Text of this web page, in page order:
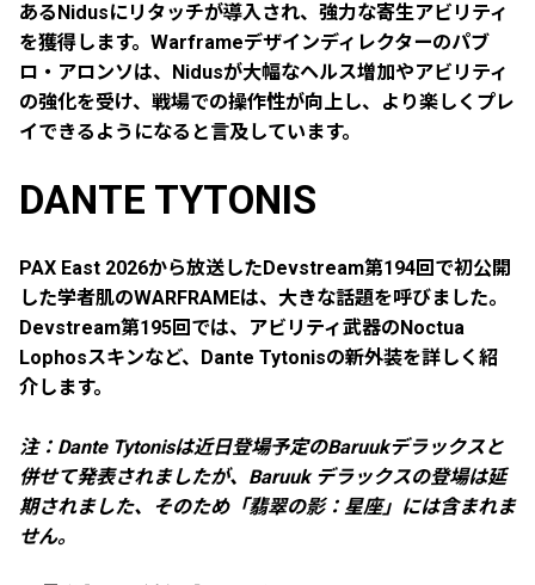
あるNidusにリタッチが導入され、強力な寄生アビリティ
を獲得します。Warframeデザインディレクターのパブ
ロ・アロンソは、Nidusが大幅なヘルス増加やアビリティ
の強化を受け、戦場での操作性が向上し、より楽しくプレ
イできるようになると言及しています。
DANTE TYTONIS
PAX East 2026から放送したDevstream第194回で初公開
した学者肌のWARFRAMEは、大きな話題を呼びました。
Devstream第195回では、アビリティ武器のNoctua
Lophosスキンなど、
Dante Tytonisの新外装を詳しく紹
介します。
注：Dante Tytonisは近日登場予定のBaruukデラックスと
併せて発表されましたが、Baruuk デラックスの登場は延
期されました、そのため「翡翠の影：星座」には含まれま
せん。